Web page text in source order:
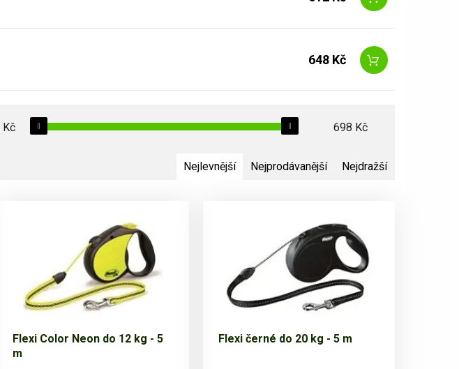
648 Kč
Kč 698 Kč
Nejlevnější Nejprodávanější Nejdražší
Flexi Color Neon do 12 kg - 5
m
Flexi černé do 20 kg - 5 m